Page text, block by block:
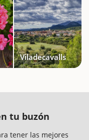
Viladecavalls
tu buzón
tener las mejores